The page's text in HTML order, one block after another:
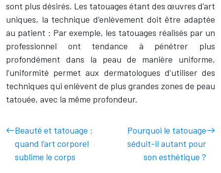
sont plus désirés. Les tatouages étant des œuvres d’art
uniques, la technique d’enlèvement doit être adaptée
au patient : Par exemple, les tatouages réalisés par un
professionnel ont tendance à pénétrer plus
profondément dans la peau de manière uniforme,
l’uniformité permet aux dermatologues d’utiliser des
techniques qui enlèvent de plus grandes zones de peau
tatouée, avec la même profondeur.
Beauté et tatouage :
quand l’art corporel
sublime le corps
Pourquoi le tatouage
séduit-il autant pour
son esthétique ?